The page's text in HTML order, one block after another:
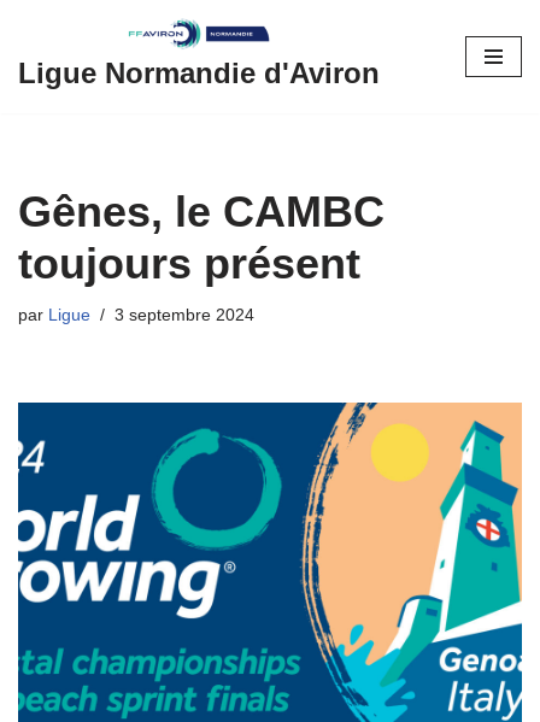
Aller
Ligue Normandie d'Aviron
Gênes, le CAMBC
toujours présent
par Ligue 3 septembre 2024